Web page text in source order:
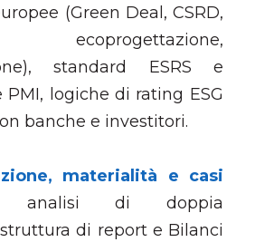
(Green Deal, CSRD,
ecoprogettazione,
standard ESRS e
PMI, logiche di rating ESG
banche e investitori.
materialità e casi
analisi di doppia
di report e Bilanci